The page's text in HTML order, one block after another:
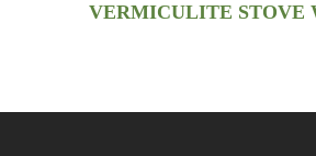
VERMICULITE STOVE